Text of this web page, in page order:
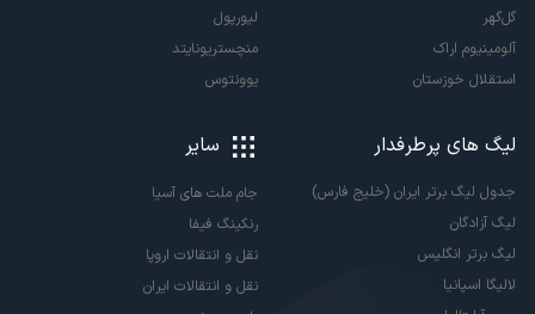
گل‌گهر
آلومینیوم اراک
استقلال خوزستان
لیورپول
منچستریونایتد
یوونتوس
لیگ های پرطرفدار
جدول لیگ برتر ایران (خلیج فارس)
لیگ آزادگان
لیگ برتر انگلیس
لالیگا اسپانیا
سایر
جام ملت های آسیا
رنکینگ فیفا
نقل و انتقالات اروپا
نقل و انتقالات ایران